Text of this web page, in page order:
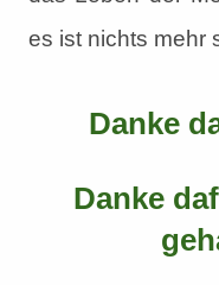
es ist nichts mehr
Danke
Danke